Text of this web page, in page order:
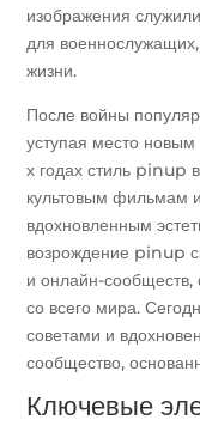
изображения
для
жизни.
После войны
уступая место
х годах стиль pinup
культовым фильмам
вдохновленным
возрождение pinup
и онлайн-
со всего мира.
советами и
сообщество,
Ключевые